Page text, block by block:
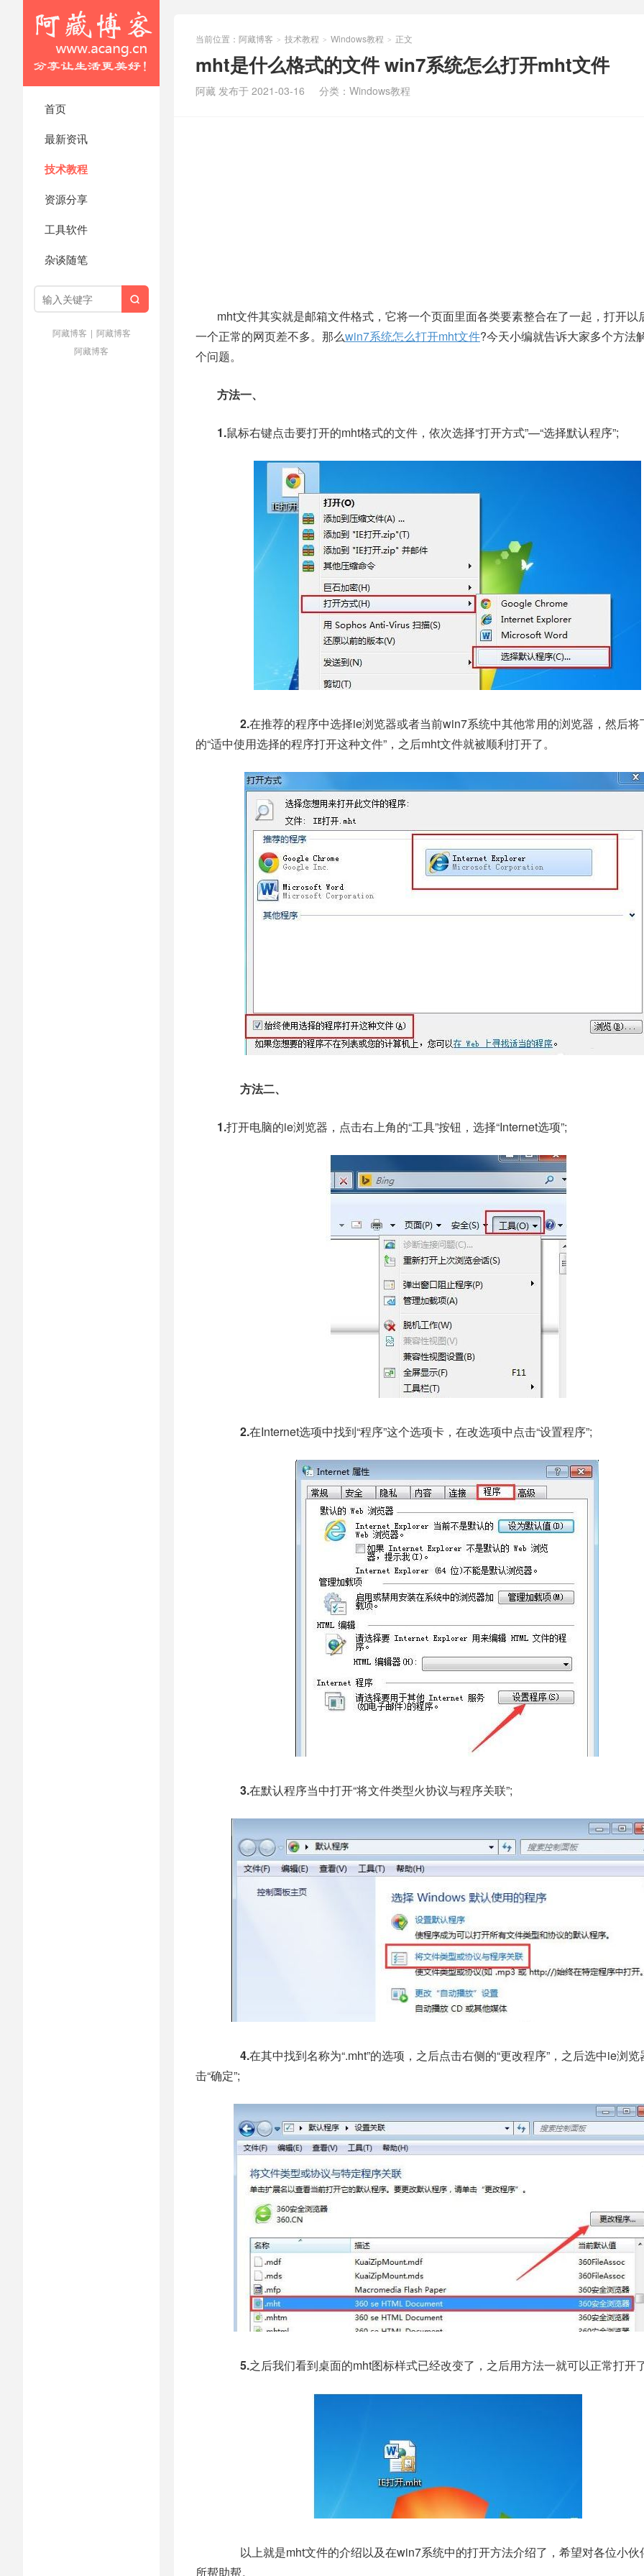
首页
最新资讯
技术教程
资源分享
工具软件
杂谈随笔

阿藏博客 | 阿藏博客
阿藏博客
当前位置： 阿藏博客 > 技术教程 > Windows教程 > 正文
mht是什么格式的文件 win7系统怎么打开mht文件
阿藏 发布于 2021-03-16 分类： Windows教程
mht文件其实就是邮箱文件格式，它将一个页面里面各类要素整合在了一起，打开以
一个正常的网页差不多。那么win7系统怎么打开mht文件?今天小编就告诉大家多个方法
个问题。
方法一、
1.鼠标右键点击要打开的mht格式的文件，依次选择“打开方式”—“选择默认程序”;
2.在推荐的程序中选择ie浏览器或者当前win7系统中其他常用的浏览器，然后将
的“适中使用选择的程序打开这种文件”，之后mht文件就被顺利打开了。
方法二、
1.打开电脑的ie浏览器，点击右上角的“工具”按钮，选择“Internet选项”;
2.在Internet选项中找到“程序”这个选项卡，在改选项中点击“设置程序”;
3.在默认程序当中打开“将文件类型火协议与程序关联”;
4.在其中找到名称为“.mht”的选项，之后点击右侧的“更改程序”，之后选中ie浏
击“确定”;
5.之后我们看到桌面的mht图标样式已经改变了，之后用方法一就可以正常打开
以上就是mht文件的介绍以及在win7系统中的打开方法介绍了，希望对各位小伙
所帮助帮。